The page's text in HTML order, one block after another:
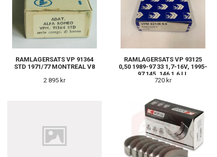
RAMLAGERSATS VP 91364
STD 1971/77 MONTREAL V8
2 895 kr
RAMLAGERSATS VP 93125
0,50 1989-97 33 1,7-16V, 1995-
97 145, 146 1,6 LI.
720 kr